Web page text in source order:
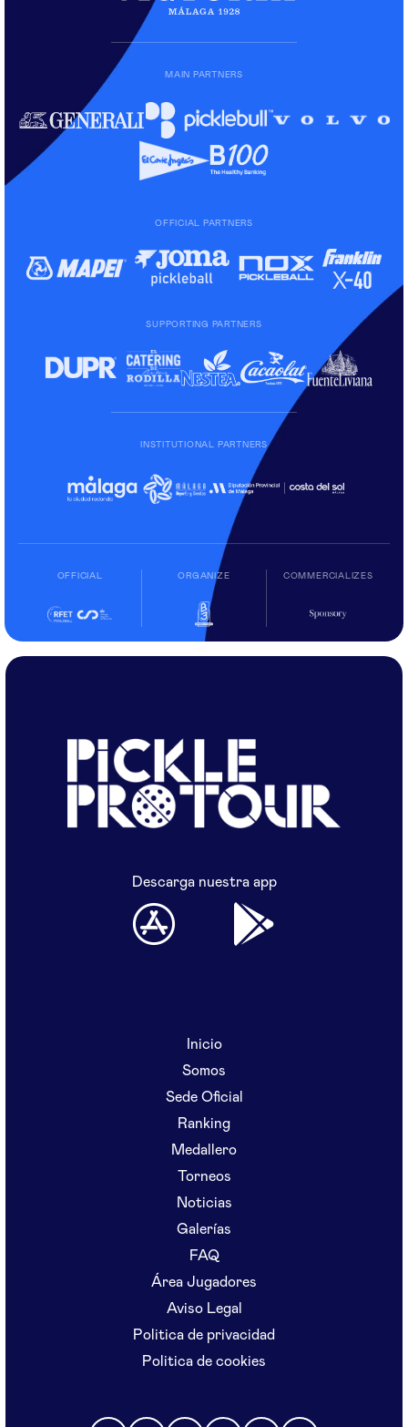
MAIN PARTNERS
OFFICIAL PARTNERS
SUPPORTING PARTNERS
INSTITUTIONAL PARTNERS
OFFICIAL ORGANIZE COMMERCIALIZES
Descarga nuestra app
Inicio
Somos
Sede Oficial
Ranking
Medallero
Torneos
Noticias
Galerías
FAQ
Área Jugadores
Aviso Legal
Politica de privacidad
Politica de cookies